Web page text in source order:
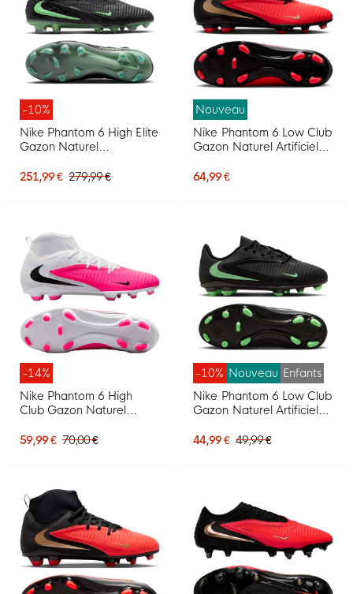
-10%
Nike Phantom 6 High Elite
Gazon Naturel
Noir Vert Vif
251,99 € 279,99 €
Nouveau
Nike Phantom 6 Low Club
Gazon Naturel Artificiel
Noir Rouge Vif Doré
64,99 €
-14%
Nike Phantom 6 High
Club Gazon Naturel
Foot (MG) Blanc Rose Vif
59,99 € 70,00 €
-10% Nouveau Enfants
Nike Phantom 6 Low Club
Gazon Naturel Artificiel
Enfants Noir Vert Vif
44,99 € 49,99 €